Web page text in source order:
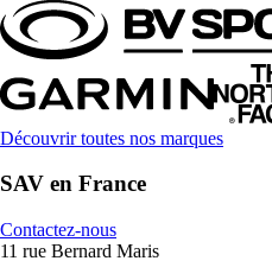
Découvrir toutes nos marques
SAV en France
Contactez-nous
11 rue Bernard Maris